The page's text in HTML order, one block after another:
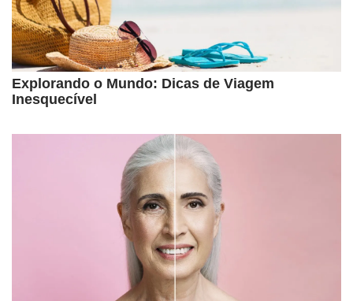
Explorando o Mundo: Dicas de Viagem
Inesquecível